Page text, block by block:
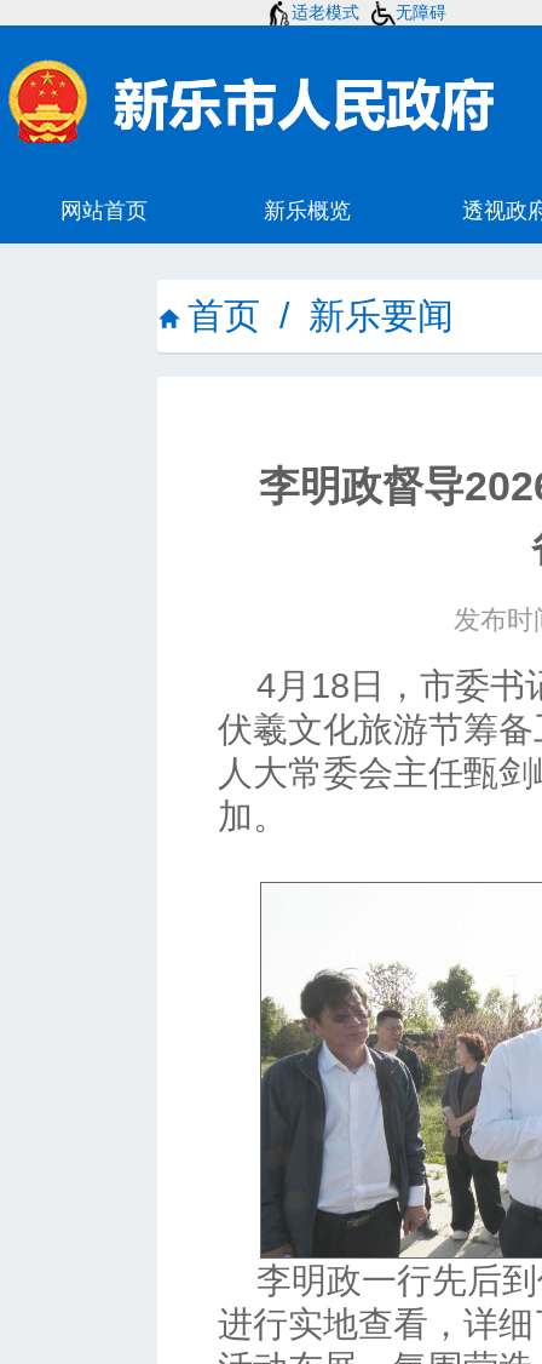
适老模式 无障碍
首页 / 新乐要闻
李明政督导
发布时
4月18日，市委书
伏羲文化旅游节筹
人大常委会主任甄
加。
李明政一行先后
进行实地查看，详